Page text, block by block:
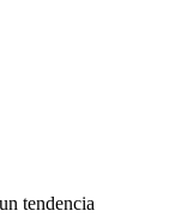
tendencia